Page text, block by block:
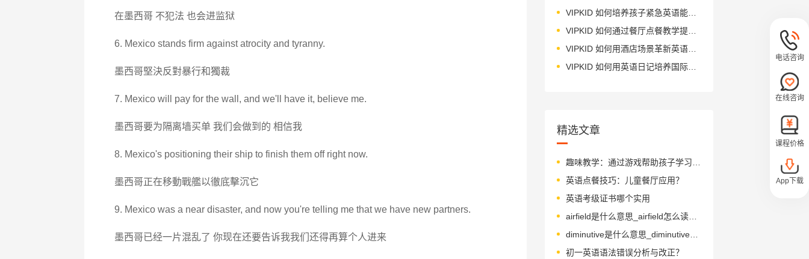
在墨西哥 不犯法 也会进监狱
6. Mexico stands firm against atrocity and tyranny.
墨西哥堅決反對暴行和獨裁
7. Mexico will pay for the wall, and we'll have it, believe me.
墨西哥要为隔离墙买单 我们会做到的 相信我
8. Mexico's positioning their ship to finish them off right now.
墨西哥正在移動戰艦以徹底擊沉它
9. Mexico was a near disaster, and now you're telling me that we have new partners.
墨西哥已经一片混乱了 你现在还要告诉我我们还得再算个人进来
VIPKID 如何培养孩子紧急英语能力？
VIPKID 如何通过餐厅点餐教学提升少儿英语应用能力？
VIPKID 如何用酒店场景革新英语教学？
VIPKID 如何用英语日记培养国际化人才？
精选文章
英语点餐技巧：儿童餐厅应用？
英语考级证书哪个实用
airfield是什么意思_airfield怎么读_音标'eəfi-ld
diminutive是什么意思_diminutive怎么读_音标dɪˈmɪnjətɪv
初一英语语法错误分析与改正？
电话咨询
在线咨询
课程价格
App下载